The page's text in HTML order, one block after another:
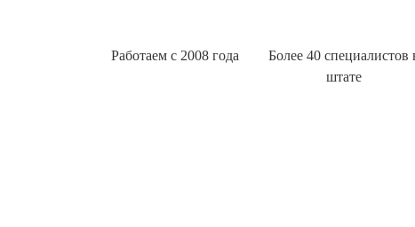
Работаем с 2008 года
Более 40 специалистов
штате